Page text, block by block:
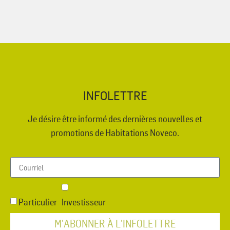
INFOLETTRE
Je désire être informé des dernières nouvelles et
promotions de Habitations Noveco.
Particulier Investisseur
M'ABONNER À L'INFOLETTRE